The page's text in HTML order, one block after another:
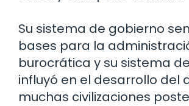
Su sistema de gobierno
bases para la
burocrática y su sistema
influyó en el desarrollo del
muchas civilizaciones